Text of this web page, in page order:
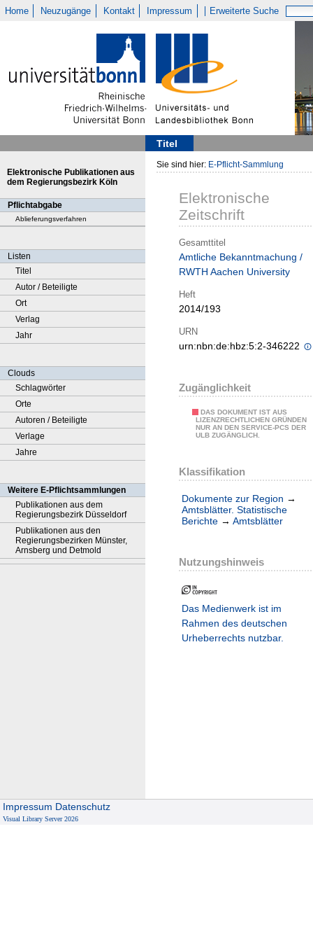
Home Neuzugänge Kontakt Impressum Erweiterte Suche
Titel
Elektronische Publikationen aus
dem Regierungsbezirk Köln
Pflichtabgabe
Ablieferungsverfahren
Listen
Titel
Autor / Beteiligte
Ort
Verlag
Jahr
Clouds
Schlagwörter
Orte
Autoren / Beteiligte
Verlage
Jahre
Weitere E-Pflichtsammlungen
Publikationen aus dem
Regierungsbezirk Düsseldorf
Publikationen aus den
Regierungsbezirken Münster,
Arnsberg und Detmold
Sie sind hier: E-Pflicht-Sammlung
Elektronische
Zeitschrift
Gesamttitel
Amtliche Bekanntmachung /
RWTH Aachen University
Heft
2014/193
URN
urn:nbn:de:hbz:5:2-346222
Zugänglichkeit
DAS DOKUMENT IST AUS
LIZENZRECHTLICHEN GRÜNDEN
NUR AN DEN SERVICE-PCS DER
ULB ZUGÄNGLICH.
Klassifikation
Dokumente zur Region →
Amtsblätter. Statistische
Berichte → Amtsblätter
Nutzungshinweis
Das Medienwerk ist im
Rahmen des deutschen
Urheberrechts nutzbar.
Impressum Datenschutz
Visual Library Server 2026